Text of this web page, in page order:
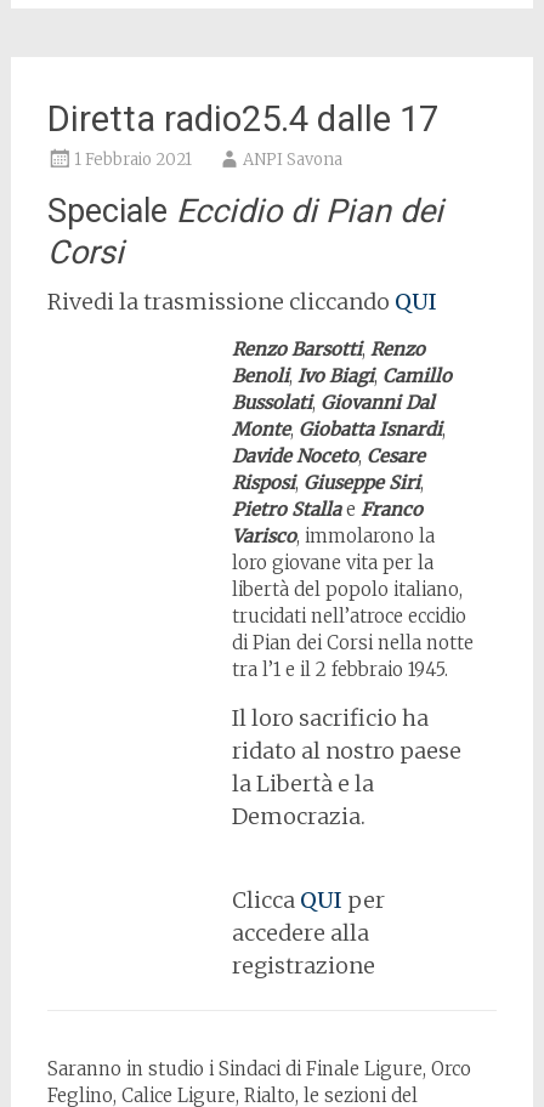
Diretta radio25.4 dalle 17
1 Febbraio 2021 ANPI Savona
Speciale Eccidio di Pian dei
Corsi
Rivedi la trasmissione cliccando QUI
Renzo Barsotti,Renzo
Benoli,Ivo Biagi, Camillo
Bussolati, Giovanni Dal
Monte, Giobatta Isnardi,
Davide Noceto, Cesare
Risposi, Giuseppe Siri,
Pietro StallaeFranco
Varisco, immolarono la
loro giovane vita per la
libertà del popolo italiano,
trucidati nell’atroce eccidio
di Pian dei Corsi nella notte
tra l’1 e il 2 febbraio 1945.
Il loro sacrificio ha
ridato al nostro paese
la Libertà e la
Democrazia.
Clicca QUI per
accedere alla
registrazione
Saranno in studio i Sindaci di Finale Ligure, Orco
Feglino, Calice Ligure, Rialto, le sezioni del